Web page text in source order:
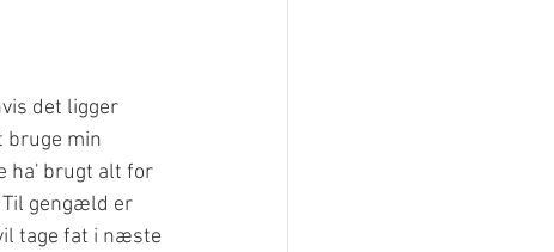
det ligger
bruge min
ha' brugt alt for
Til gengæld er
tage fat i næste